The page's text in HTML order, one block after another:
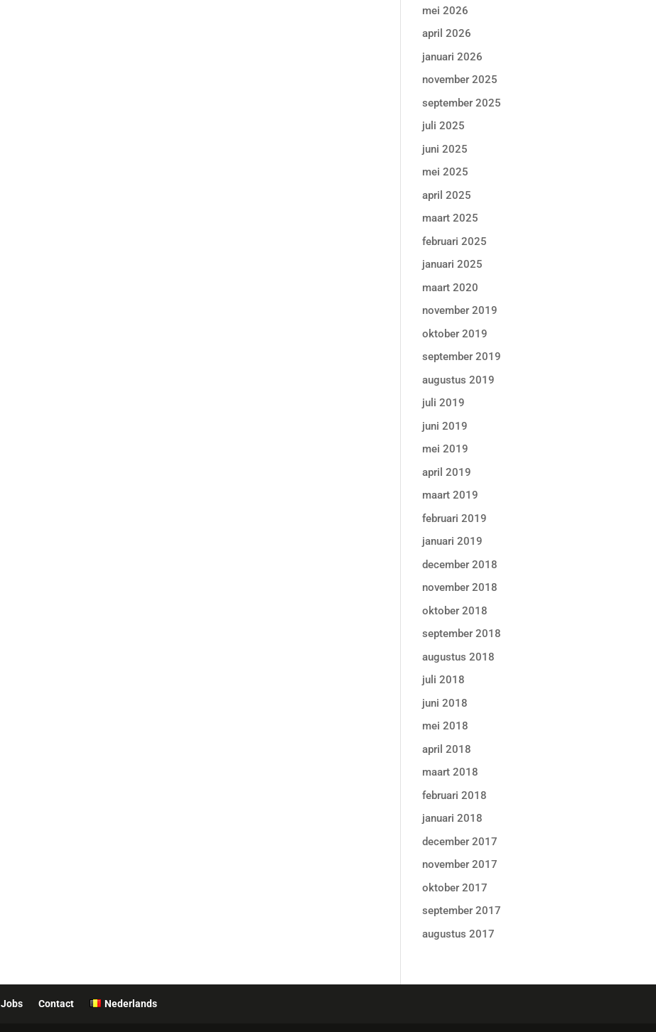
mei 2026
april 2026
januari 2026
november 2025
september 2025
juli 2025
juni 2025
mei 2025
april 2025
maart 2025
februari 2025
januari 2025
maart 2020
november 2019
oktober 2019
september 2019
augustus 2019
juli 2019
juni 2019
mei 2019
april 2019
maart 2019
februari 2019
januari 2019
december 2018
november 2018
oktober 2018
september 2018
augustus 2018
juli 2018
juni 2018
mei 2018
april 2018
maart 2018
februari 2018
januari 2018
december 2017
november 2017
oktober 2017
september 2017
augustus 2017
Jobs Contact Nederlands